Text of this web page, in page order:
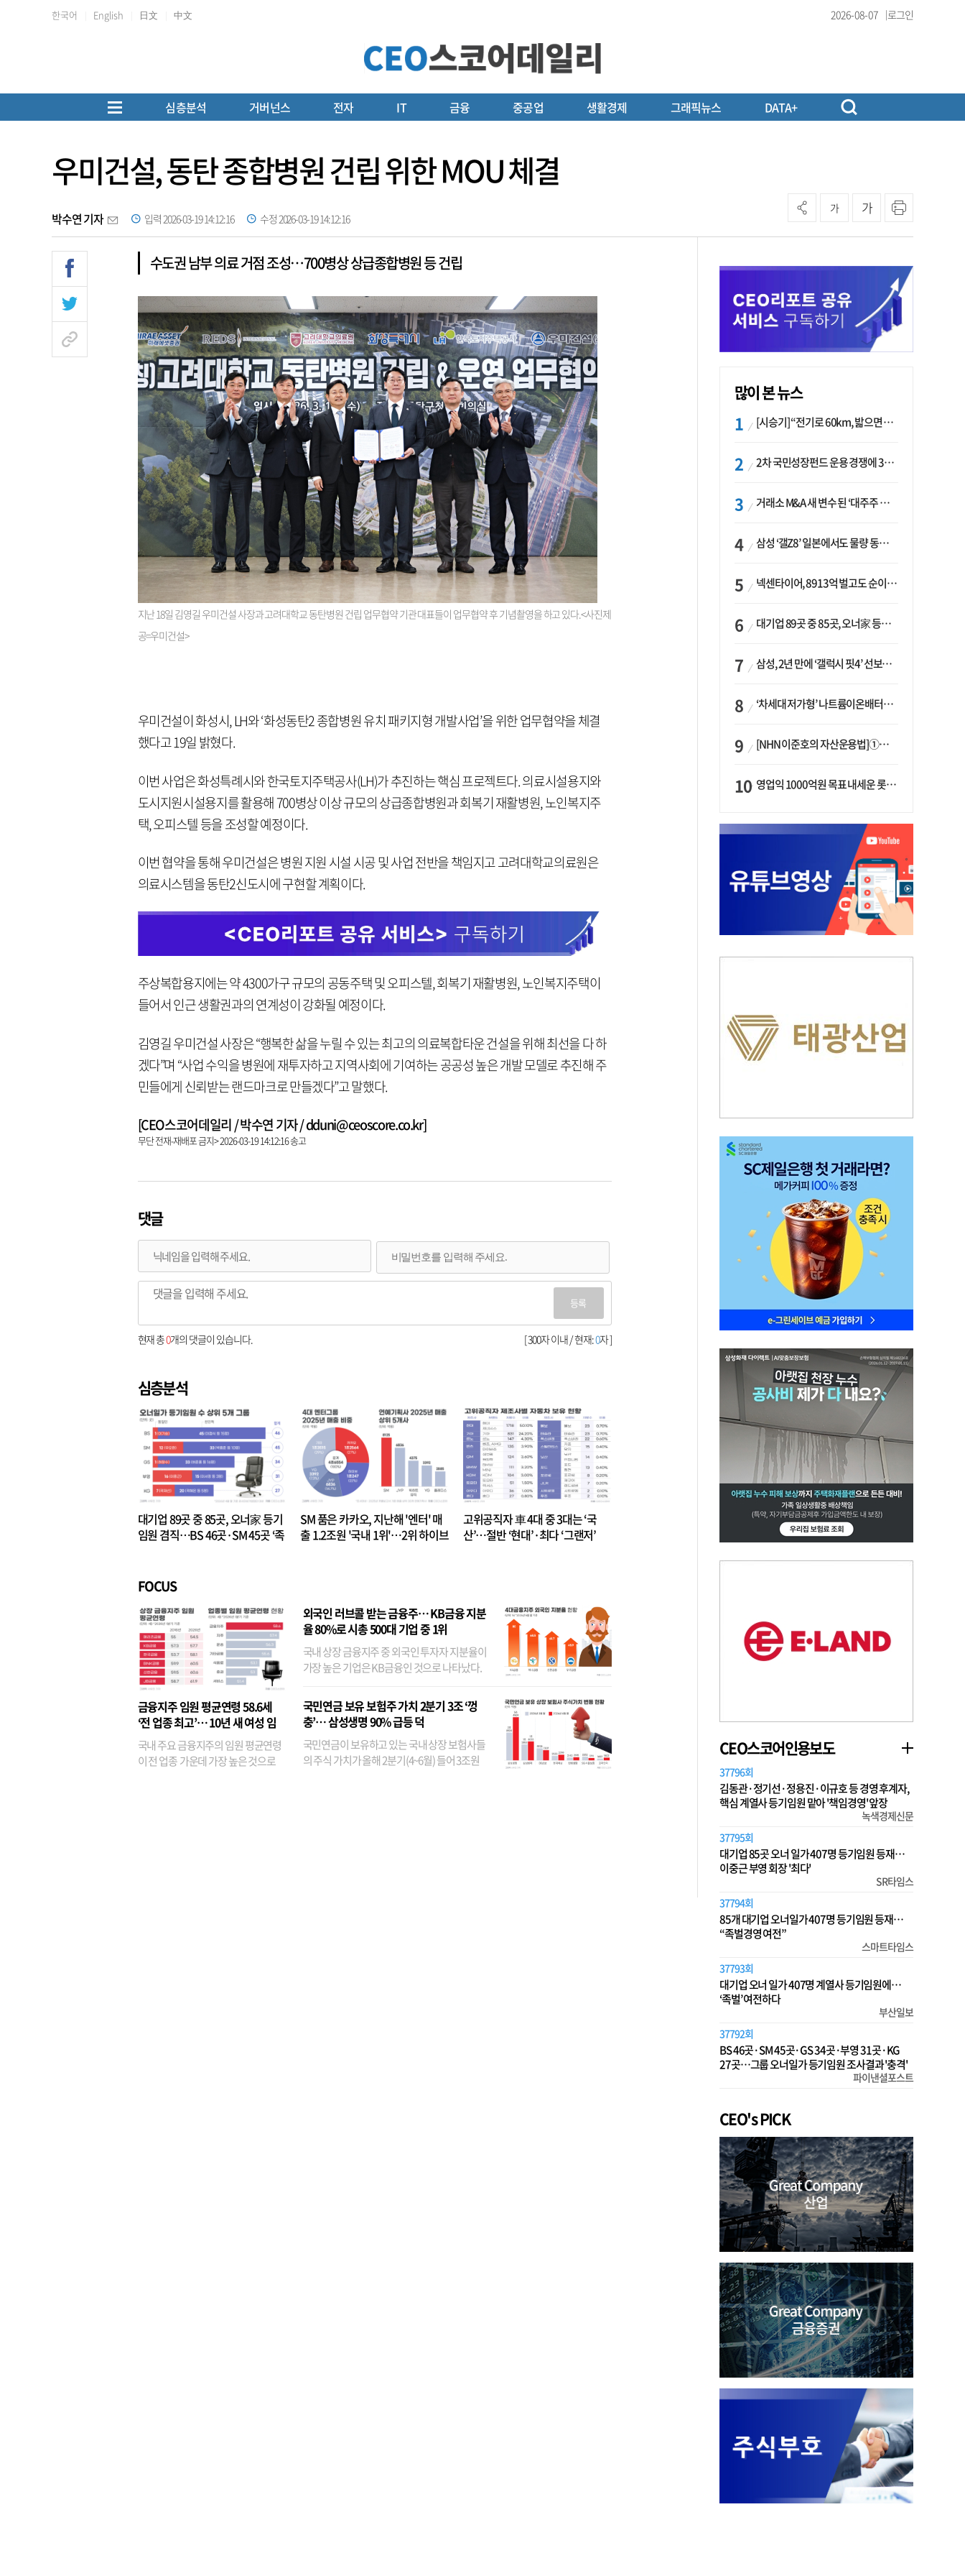
한국어 English 日文 中文 2026-08-07 로그인
심층분석 거버넌스 전자 IT 금융 중공업 생활경제 그래픽뉴스 DATA+
우미건설, 동탄 종합병원 건립 위한 MOU 체결
박수연 기자 입력 2026-03-19 14:12:16 수정 2026-03-19 14:12:16
가 가
수도권 남부 의료 거점 조성…700병상 상급종합병원 등 건립
지난 18일 김영길 우미건설 사장과 고려대학교 동탄병원 건립 업무협약 기관 대표들이 업무협약 후 기념촬영을 하고 있다.<사진제
공=우미건설>
우미건설이 화성시, LH와 ‘화성동탄2 종합병원 유치 패키지형 개발사업’을 위한 업무협약을 체결
했다고 19일 밝혔다.
이번 사업은 화성특례시와 한국토지주택공사(LH)가 추진하는 핵심 프로젝트다. 의료시설용지와
도시지원시설용지를 활용해 700병상 이상 규모의 상급종합병원과 회복기 재활병원, 노인복지주
택, 오피스텔 등을 조성할 예정이다.
이번 협약을 통해 우미건설은 병원 지원 시설 시공 및 사업 전반을 책임지고 고려대학교의료원은
의료시스템을 동탄2신도시에 구현할 계획이다.
주상복합용지에는 약 4300가구 규모의 공동주택 및 오피스텔, 회복기 재활병원, 노인복지주택이
들어서 인근 생활권과의 연계성이 강화될 예정이다.
김영길 우미건설 사장은 “행복한 삶을 누릴 수 있는 최고의 의료복합타운 건설을 위해 최선을 다 하
겠다”며 “사업 수익을 병원에 재투자하고 지역사회에 기여하는 공공성 높은 개발 모델로 추진해 주
민들에게 신뢰받는 랜드마크로 만들겠다”고 말했다.
[CEO스코어데일리 / 박수연 기자 / dduni@ceoscore.co.kr]
무단 전재-재배포 금지> 2026-03-19 14:12:16 송고
댓글
등록
[ 300자 이내 / 현재:0자 ]
현재 총0개의 댓글이 있습니다.
심층분석
대기업 89곳 중 85곳, 오너家 등기
임원 겸직…BS 46곳·SM 45곳 ‘족
SM 품은 카카오, 지난해 '엔터' 매
출 1.2조원 '국내 1위'…2위 하이브
고위공직자 車 4대 중 3대는 ‘국
산’…절반 ‘현대’·최다 ‘그랜저’
FOCUS
금융지주 임원 평균연령 58.6세
‘전 업종 최고’… 10년 새 여성 임
원은 14배 껑충
국내 주요 금융지주의 임원 평균연령
이 전 업종 가운데 가장 높은 것으로
외국인 러브콜 받는 금융주… KB금융 지분
율 80%로 시총 500대 기업 중 1위
국내 상장 금융지주 중 외국인 투자자 지분율이
가장 높은 기업은 KB금융인 것으로 나타났다.
융이었다. 특히 KB금융은 지난달 말 기준 해외
기관투자자 지분율이...
국민연금 보유 보험주 가치 2분기 3조 ‘껑
충’… 삼성생명 90% 급등 덕
국민연금이 보유하고 있는 국내 상장 보험사들
의 주식 가치가 올해 2분기(4~6월) 들어 3조원
많이 본 뉴스
[시승기] “전기로 60km, 밟으면 462마력”…볼보 XC60 T8의 두 얼굴
2차 국민성장펀드 운용 경쟁에 33개사 몰렸다…신한·하나 등 새 얼굴 대거 합류
거래소 M&A 새 변수 된 ‘대주주 심사’…네이버·두나무 결합도 영향권
삼성 ‘갤Z8’ 일본에서도 물량 동났다…애플 참전 앞두고 선두 수성 ‘시험대’
넥센타이어, 8913억 벌고도 순이익 2억…유럽 세부담에 이익 증발
대기업 89곳 중 85곳, 오너家 등기임원 겸직…BS 46곳·SM 45곳 ‘족벌경영’ 고착화
삼성, 2년 만에 ‘갤럭시 핏4’ 선보이나…웨어러블 생태계 확장 ‘시동’
‘차세대 저가형’ 나트륨이온배터리 시대 오나…LG화학·에코프로, 상용화 속도낸다
[NHN 이준호의 자산운용법]①이니시오·JLC ‘부동산’-JLC파트너스 ‘투자’…“부동산 담보대출로 투자재원 확보”
영업익 1000억원 목표 내세운 롯데마트…하반기 ‘오카도’ 시험대
CEO스코어인용보도
37796회
김동관·정기선·정용진·이규호 등 경영 후계자,
핵심 계열사 등기임원 맡아 '책임경영' 앞장
녹색경제신문
37795회
대기업 85곳 오너 일가 407명 등기임원 등재…
이중근 부영 회장 '최다'
SR타임스
37794회
85개 대기업 오너일가 407명 등기임원 등재…
“족벌경영 여전”
스마트타임스
37793회
대기업 오너 일가 407명 계열사 등기임원에…
‘족벌’ 여전하다
부산일보
37792회
BS 46곳·SM 45곳·GS 34곳·부영 31곳·KG
27곳…그룹 오너일가 등기임원 조사결과 '충격'
파이낸셜포스트
CEO's PICK